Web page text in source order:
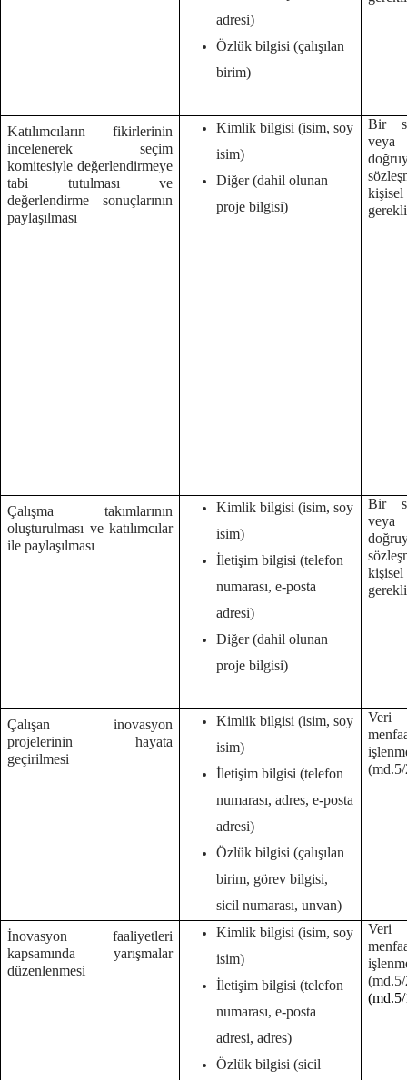
adresi)
Özlük bilgisi (çalışılan
birim)
Katılımcıların fikirlerinin
incelenerek seçim
komitesiyle değerlendirmeye
tabi tutulması ve
değerlendirme sonuçlarının
paylaşılması
Kimlik bilgisi (isim, soy
isim)
Diğer (dahil olunan
proje bilgisi)
Bir
veya
Çalışma takımlarının
oluşturulması ve katılımcılar
ile paylaşılması
Kimlik bilgisi (isim, soy
isim)
İletişim bilgisi (telefon
numarası, e-posta
adresi)
Diğer (dahil olunan
proje bilgisi)
Bir
veya
Çalışan inovasyon
projelerinin hayata
geçirilmesi
Kimlik bilgisi (isim, soy
isim)
İletişim bilgisi (telefon
numarası, adres, e-posta
adresi)
Özlük bilgisi (çalışılan
birim, görev bilgisi,
sicil numarası, unvan)
Veri
İnovasyon faaliyetleri
kapsamında yarışmalar
düzenlenmesi
Kimlik bilgisi (isim, soy
isim)
İletişim bilgisi (telefon
numarası, e-posta
adresi, adres)
Özlük bilgisi (sicil
Veri